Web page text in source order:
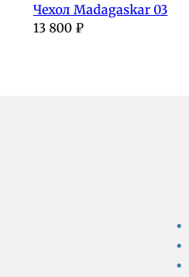
Чехол Madagaskar 03
13 800 ₽